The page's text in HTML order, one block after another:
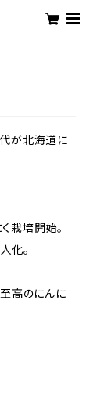
が北海道に
栽培開始。
化。
高のにんに